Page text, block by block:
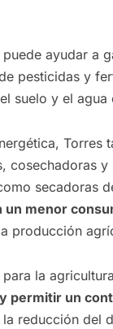
ayudar a
pesticidas y
suelo y el
Torres
cosechadoras
secadoras
menor
producción
la
permitir un
reducción del